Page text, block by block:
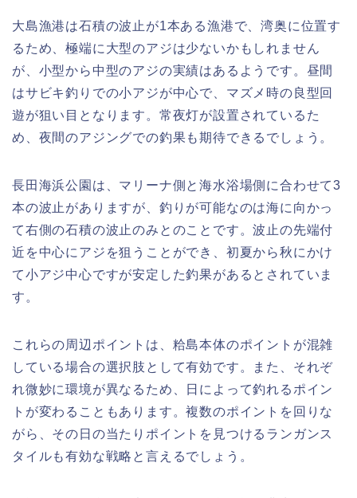
大島漁港は石積の波止が1本ある漁港で、湾奥に位置す
るため、極端に大型のアジは少ないかもしれません
が、小型から中型のアジの実績はあるようです。昼間
はサビキ釣りでの小アジが中心で、マズメ時の良型回
遊が狙い目となります。常夜灯が設置されているた
め、夜間のアジングでの釣果も期待できるでしょう。
長田海浜公園は、マリーナ側と海水浴場側に合わせて3
本の波止がありますが、釣りが可能なのは海に向かっ
て右側の石積の波止のみとのことです。波止の先端付
近を中心にアジを狙うことができ、初夏から秋にかけ
て小アジ中心ですが安定した釣果があるとされていま
す。
これらの周辺ポイントは、粭島本体のポイントが混雑
している場合の選択肢として有効です。また、それぞ
れ微妙に環境が異なるため、日によって釣れるポイン
トが変わることもあります。複数のポイントを回りな
がら、その日の当たりポイントを見つけるランガンス
タイルも有効な戦略と言えるでしょう。